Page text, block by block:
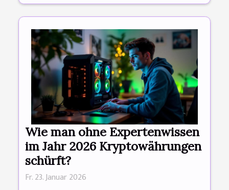
Wie man ohne Expertenwissen
im Jahr 2026 Kryptowährungen
schürft?
Fr. 23. Januar 2026